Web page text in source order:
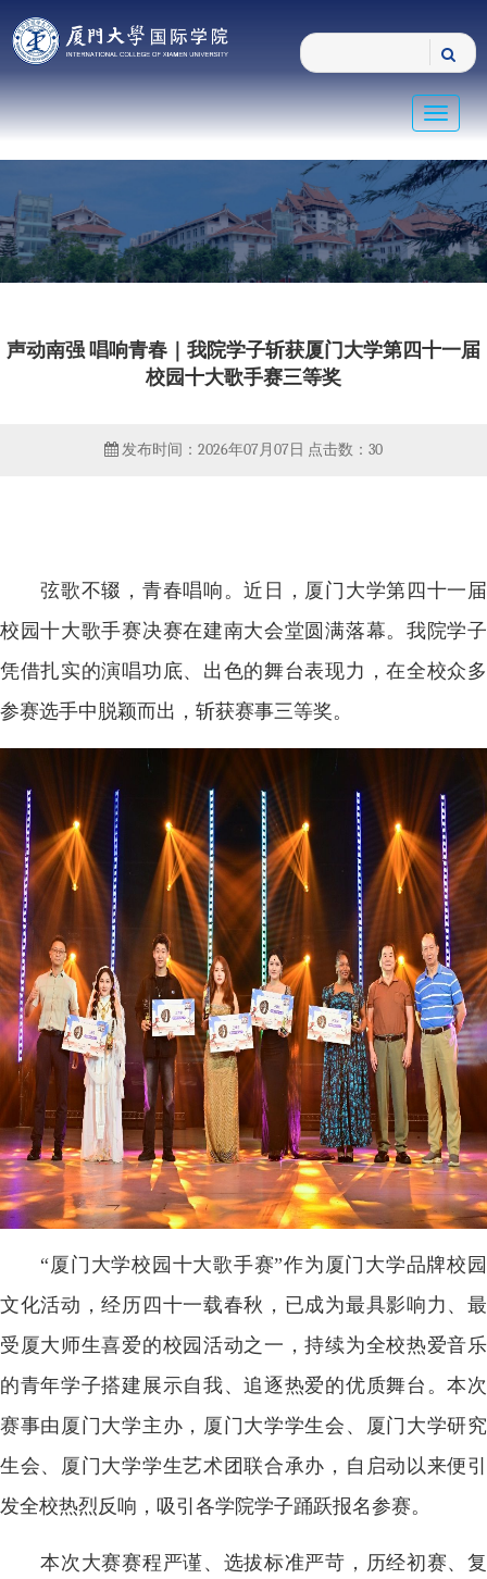
Toggle
声动南强 唱响青春｜我院学子斩获厦门大学第四十一届
校园十大歌手赛三等奖
发布时间：2026年07月07日 点击数： 30
弦歌不辍，青春唱响。近日，厦门大学第四十一届
校园十大歌手赛决赛在建南大会堂圆满落幕。我院学子
凭借扎实的演唱功底、出色的舞台表现力，在全校众多
参赛选手中脱颖而出，斩获赛事三等奖。
“厦门大学校园十大歌手赛”作为厦门大学品牌校园
文化活动，经历四十一载春秋，已成为最具影响力、最
受厦大师生喜爱的校园活动之一，持续为全校热爱音乐
的青年学子搭建展示自我、追逐热爱的优质舞台。本次
赛事由厦门大学主办，厦门大学学生会、厦门大学研究
生会、厦门大学学生艺术团联合承办，自启动以来便引
发全校热烈反响，吸引各学院学子踊跃报名参赛。
本次大赛赛程严谨、选拔标准严苛，历经初赛、复